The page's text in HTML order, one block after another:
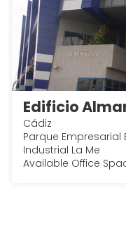
Edificio
Cádiz
Parque
Industrial La Me
Available Office